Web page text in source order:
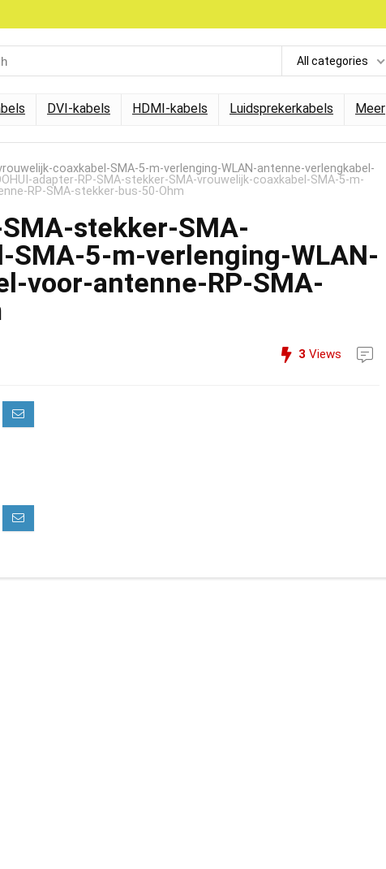
All categories
DVI-kabels HDMI-kabels Luidsprekerkabels Meer
coaxkabel-SMA-5-m-verlenging-WLAN-antenne-verlengkabel-
adapter-RP-SMA-stekker-SMA-vrouwelijk-coaxkabel-SMA-5-m-
RP-SMA-stekker-bus-50-Ohm
stekker-SMA-
SMA-5-m-verlenging-WLAN-
voor-antenne-RP-SMA-
3 Views